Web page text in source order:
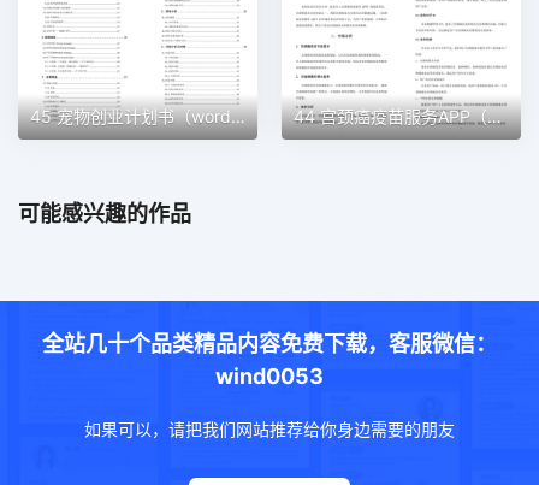
45 宠物创业计划书（word＋ppt配套）创业计划书word模板 44 宫颈癌疫苗服务APP（word＋ppt配套）创业计划书word模板
可能感兴趣的作品
全站几十个品类精品内容免费下载，客服微信：
wind0053
如果可以，请把我们网站推荐给你身边需要的朋友